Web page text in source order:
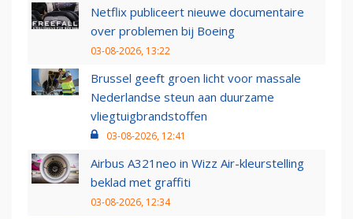
Netflix publiceert nieuwe documentaire
over problemen bij Boeing
03-08-2026, 13:22
Brussel geeft groen licht voor massale
Nederlandse steun aan duurzame
vliegtuigbrandstoffen
03-08-2026, 12:41
Airbus A321neo in Wizz Air-kleurstelling
beklad met graffiti
03-08-2026, 12:34